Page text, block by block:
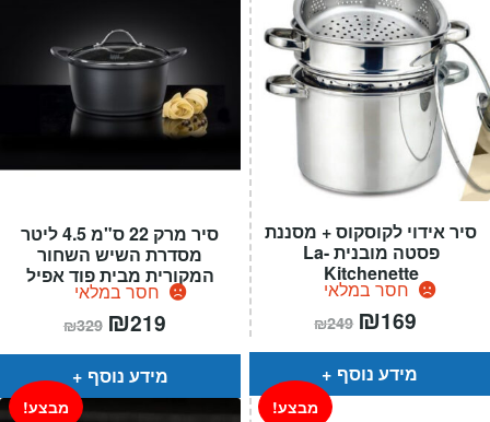
סיר מרק 22 ס"מ 4.5 ליטר
מסדרת השיש השחור
המקורית מבית פוד אפיל
חסר במלאי
₪329 המחיר
המקורי
היה:
₪329.
₪219
הוא:
מידע נוסף
סיר אידוי לקוסקוס + מסננת
פסטה מובנית La-
Kitchenette
חסר במלאי
₪249 המחיר
המקורי
היה:
₪249.
₪169
הוא:
מידע נוסף
מבצע! מבצע!